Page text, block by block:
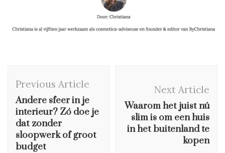
Navigation
Previous Article
Andere sfeer in je
interieur? Zó doe je
dat zonder
sloopwerk of groot
budget
Next Article
Waarom het juist nú
slim is om een huis
in het buitenland te
kopen